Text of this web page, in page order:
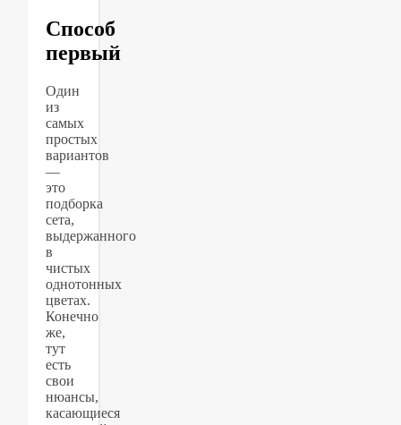
Способ
первый
Один
из
самых
простых
вариантов
—
это
подборка
сета,
выдержанного
в
чистых
однотонных
цветах.
Конечно
же,
тут
есть
свои
нюансы,
касающиеся